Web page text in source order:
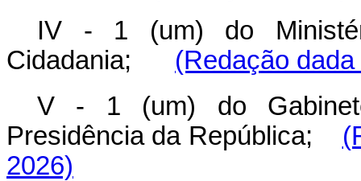
IV - 1 (um) do
Cidadania; (Redação
V - 1 (um) do
Presidência da República;
2026)